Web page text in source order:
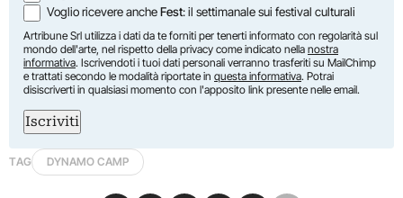
Voglio ricevere ancheFest: il settimanale sui festival culturali
Artribune Srl utilizza i dati da te forniti per tenerti informato con regolarità sul
mondo dell'arte, nel rispetto della privacy come indicato nella nostra
informativa. Iscrivendoti i tuoi dati personali verranno trasferiti su MailChimp
e trattati secondo le modalità riportate in questa informativa. Potrai
disiscriverti in qualsiasi momento con l'apposito link presente nelle email.
Iscriviti
TAG DYNAMO CAMP